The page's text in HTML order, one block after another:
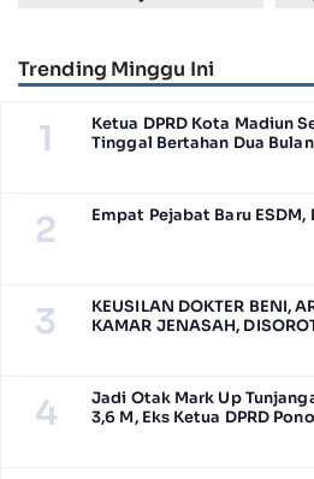
Trending Minggu Ini
1
Ketua DPRD Kota Madiun
Tinggal Bertahan Dua Bulan
2 Empat Pejabat Baru
3
KEUSILAN DOKTER BENI,
KAMAR JENASAH,
4
Jadi Otak Mark Up
3,6 M, Eks Ketua DPRD